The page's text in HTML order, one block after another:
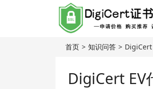
首页 > 知识问答 > DigiCert
DigiCert EV